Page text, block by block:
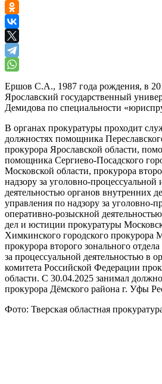
Ершов С.А., 1987 года рождения, в
Ярославский государственный
Демидова по специальности
В органах прокуратуры проходит
должностях помощника
прокурора Ярославской области,
помощника Сергиево-Посадского
Московской области, прокурора
надзору за уголовно-
деятельностью органов внутренних
управления по надзору за уголовно-
оперативно-розыскной
дел и юстиции прокуратуры
Химкинского городского прокурора
прокурора второго зонального
за процессуальной деятельностью в
комитета Российской Федерации
области. С 30.04.2025 занимал
прокурора Дёмского района г. Уфы
Фото: Тверская областная